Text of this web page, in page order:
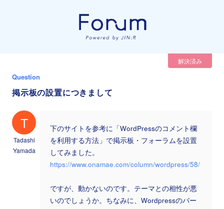
解決済み
Question
掲示板の設置につきまして
T
Tadashi
Yamada
下のサイトを参考に「WordPressのコメント欄
を利用する方法」で掲示板・フォーラムを設置
してみました。
https://www.onamae.com/column/wordpress/58/
ですが、動かないのです。テーマとの相性が悪
いのでしょうか。ちなみに、Wordpressのバー